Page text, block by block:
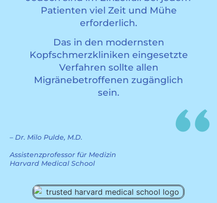
”
Patienten viel Zeit und Mühe
erforderlich.
Das in den modernsten
Kopfschmerzkliniken eingesetzte
Verfahren sollte allen
Migränebetroffenen zugänglich
sein.
– Dr. Milo Pulde, M.D.
Assistenzprofessor für Medizin
Harvard Medical School